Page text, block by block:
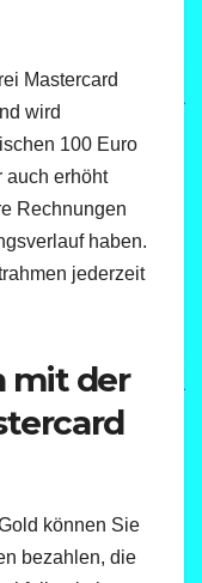
Mastercard
wird
100 Euro
auch erhöht
Rechnungen
haben.
jederzeit
mit der
können Sie
bezahlen, die